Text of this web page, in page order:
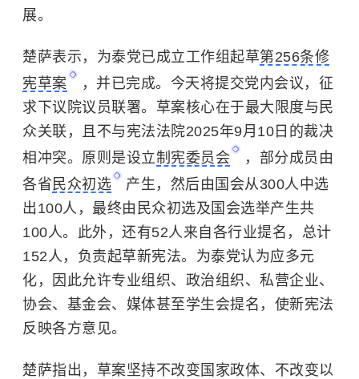
展。
楚萨表示，为泰党已成立工作组起草第256条修
宪草案
，并已完成。今天将提交党内会议，征
求下议院议员联署。草案核心在于最大限度与民
众关联，且不与宪法法院2025年9月10日的裁决
相冲突。原则是设立制宪委员会
，部分成员由
各省 民众初选
产生，然后由国会从300人中选
出100人，最终由民众初选及国会选举产生共
100人。此外，还有52人来自各行业提名，总计
152人，负责起草新宪法。为泰党认为应多元
化，因此允许专业组织、政治组织、私营企业、
协会、基金会、媒体甚至学生会提名，使新宪法
反映各方意见。
楚萨指出，草案坚持不改变国家政体、不改变以